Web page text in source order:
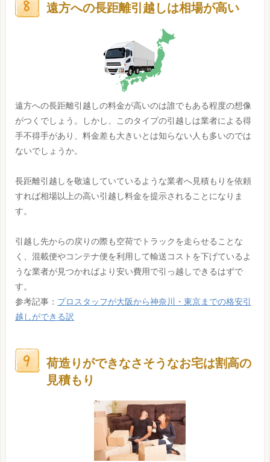
遠方への長距離引越しは相場が高い
遠方への長距離引越しの料金が高いのは誰でもある程度の想像
がつくでしょう。しかし、このタイプの引越しは業者による得
手不得手があり、料金差も大きいとは知らない人も多いのでは
ないでしょうか。
長距離引越しを敬遠していているような業者へ見積もりを依頼
すれば相場以上の高い引越し料金を提示されることになりま
す。
引越し先からの戻りの際も空荷でトラックを走らせることな
く、混載便やコンテナ便を利用して輸送コストを下げているよ
うな業者が見つかればより安い費用で引っ越しできるはずで
す。
参考記事： プロスタッフが大阪から神奈川・東京までの格安引
越しができる訳
荷造りができなさそうなお宅は割高の
見積もり